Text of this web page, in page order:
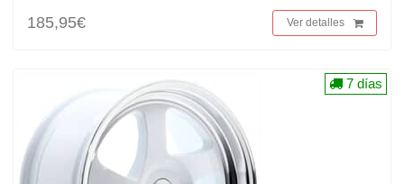
185,95€
Ver detalles
7 días